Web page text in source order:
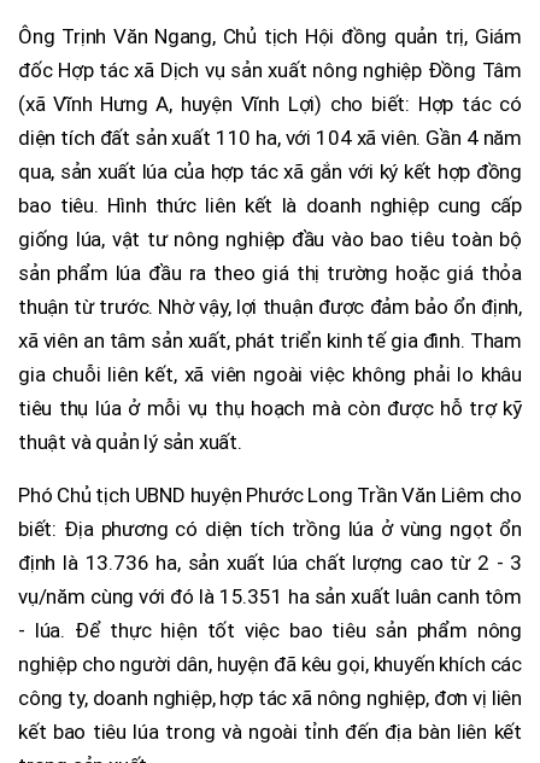
Ông Trịnh Văn Ngang, Chủ tịch Hội đồng quản trị, Giám
đốc Hợp tác xã Dịch vụ sản xuất nông nghiệp Đồng Tâm
(xã Vĩnh Hưng A, huyện Vĩnh Lợi) cho biết: Hợp tác có
diện tích đất sản xuất 110 ha, với 104 xã viên. Gần 4 năm
qua, sản xuất lúa của hợp tác xã gắn với ký kết hợp đồng
bao tiêu. Hình thức liên kết là doanh nghiệp cung cấp
giống lúa, vật tư nông nghiệp đầu vào bao tiêu toàn bộ
sản phẩm lúa đầu ra theo giá thị trường hoặc giá thỏa
thuận từ trước. Nhờ vậy, lợi thuận được đảm bảo ổn định,
xã viên an tâm sản xuất, phát triển kinh tế gia đình. Tham
gia chuỗi liên kết, xã viên ngoài việc không phải lo khâu
tiêu thụ lúa ở mỗi vụ thụ hoạch mà còn được hỗ trợ kỹ
thuật và quản lý sản xuất.
Phó Chủ tịch UBND huyện Phước Long Trần Văn Liêm cho
biết: Địa phương có diện tích trồng lúa ở vùng ngọt ổn
định là 13.736 ha, sản xuất lúa chất lượng cao từ 2 - 3
vụ/năm cùng với đó là 15.351 ha sản xuất luân canh tôm
- lúa. Để thực hiện tốt việc bao tiêu sản phẩm nông
nghiệp cho người dân, huyện đã kêu gọi, khuyến khích các
công ty, doanh nghiệp, hợp tác xã nông nghiệp, đơn vị liên
kết bao tiêu lúa trong và ngoài tỉnh đến địa bàn liên kết